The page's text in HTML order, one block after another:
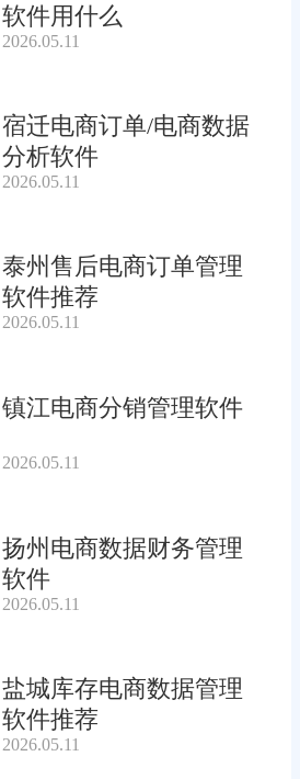
软件用什么
2026.05.11
宿迁电商订单/电商数据
分析软件
2026.05.11
泰州售后电商订单管理
软件推荐
2026.05.11
镇江电商分销管理软件
2026.05.11
扬州电商数据财务管理
软件
2026.05.11
盐城库存电商数据管理
软件推荐
2026.05.11